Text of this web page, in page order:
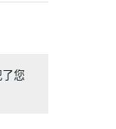
您